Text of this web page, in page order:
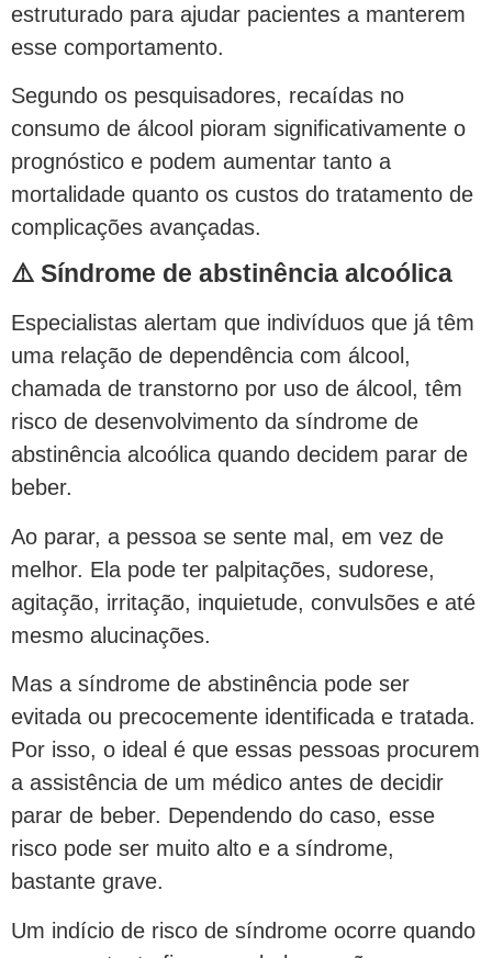
estruturado para ajudar pacientes a manterem
esse comportamento.
Segundo os pesquisadores, recaídas no
consumo de álcool pioram significativamente o
prognóstico e podem aumentar tanto a
mortalidade quanto os custos do tratamento de
complicações avançadas.
⚠️ Síndrome de abstinência alcoólica
Especialistas alertam que indivíduos que já têm
uma relação de dependência com álcool,
chamada de transtorno por uso de álcool, têm
risco de desenvolvimento da síndrome de
abstinência alcoólica quando decidem parar de
beber.
Ao parar, a pessoa se sente mal, em vez de
melhor. Ela pode ter palpitações, sudorese,
agitação, irritação, inquietude, convulsões e até
mesmo alucinações.
Mas a síndrome de abstinência pode ser
evitada ou precocemente identificada e tratada.
Por isso, o ideal é que essas pessoas procurem
a assistência de um médico antes de decidir
parar de beber. Dependendo do caso, esse
risco pode ser muito alto e a síndrome,
bastante grave.
Um indício de risco de síndrome ocorre quando